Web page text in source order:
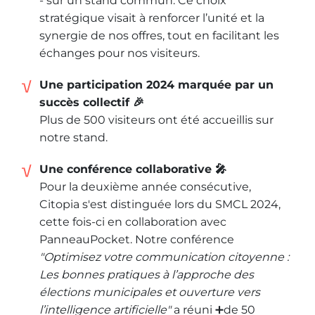
stratégique visait à renforcer l’unité et la
synergie de nos offres, tout en facilitant les
échanges pour nos visiteurs.
Une participation 2024 marquée par un
succès collectif 🎉
Plus de 500 visiteurs ont été accueillis sur
notre stand.
Une conférence collaborative 🎤
Pour la deuxième année consécutive,
Citopia s'est distinguée lors du SMCL 2024,
cette fois-ci en collaboration avec
PanneauPocket. Notre conférence
"Optimisez votre communication citoyenne :
Les bonnes pratiques à l’approche des
élections municipales et ouverture vers
l’intelligence artificielle"a réuni ➕de 50